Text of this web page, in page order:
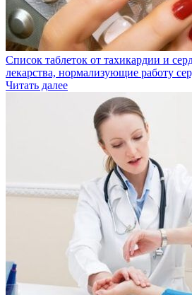
Список таблеток от тахикардии и
лекарства, нормализующие работу
Читать далее